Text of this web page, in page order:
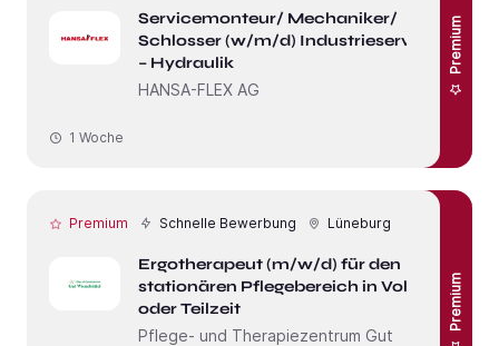
Servicemonteur/ Mechaniker/
Schlosser (w/m/d) Industrieservice
– Hydraulik
HANSA-FLEX AG
Premium
1 Woche
Premium Schnelle Bewerbung Lüneburg
Ergotherapeut (m/w/d) für den
stationären Pflegebereich in Vollzeit
oder Teilzeit
Pflege- und Therapiezentrum Gut
Premium